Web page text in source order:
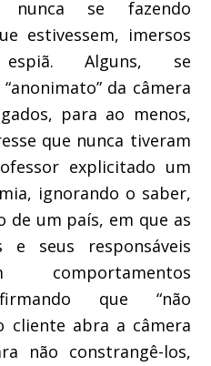
se fazendo
estivessem, imersos
.
Alguns, se
“anonimato” da câmera
s, para ao menos,
e que nunca tiveram
explicitado um
, ignorando o saber,
de um país, em que as
e seus
responsáveis
comportamentos
que “não
cliente abra a câmera
não constrangê-los,